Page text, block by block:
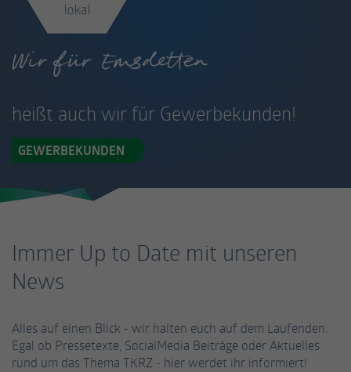
Wir für Emsdetten
heißt auch wir für Gewerbekunden!
GEWERBEKUNDEN
Immer Up to Date mit unseren
News
Alles auf einen Blick - wir halten euch auf dem Laufenden.
Egal ob Pressetexte, SocialMedia Beiträge oder Aktuelles
rund um das Thema TKRZ - hier werdet ihr informiert!